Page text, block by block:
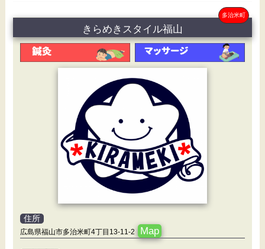
多治米町
きらめきスタイル福山
住所
広島県福山市多治米町4丁目13-11-2 Map